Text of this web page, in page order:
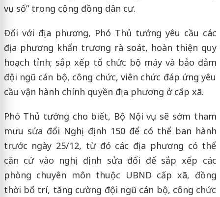
vụ số” trong cộng đồng dân cư.
Đối với địa phương, Phó Thủ tướng yêu cầu các
địa phương khẩn trương rà soát, hoàn thiện quy
hoạch tỉnh; sắp xếp tổ chức bộ máy và bảo đảm
đội ngũ cán bộ, công chức, viên chức đáp ứng yêu
cầu vận hành chính quyền địa phương ở cấp xã.
Phó Thủ tướng cho biết, Bộ Nội vụ sẽ sớm tham
mưu sửa đổi Nghị định 150 để có thể ban hành
trước ngày 25/12, từ đó các địa phương có thể
căn cứ vào nghị định sửa đổi để sắp xếp các
phòng chuyên môn thuộc UBND cấp xã, đồng
thời bố trí, tăng cường đội ngũ cán bộ, công chức